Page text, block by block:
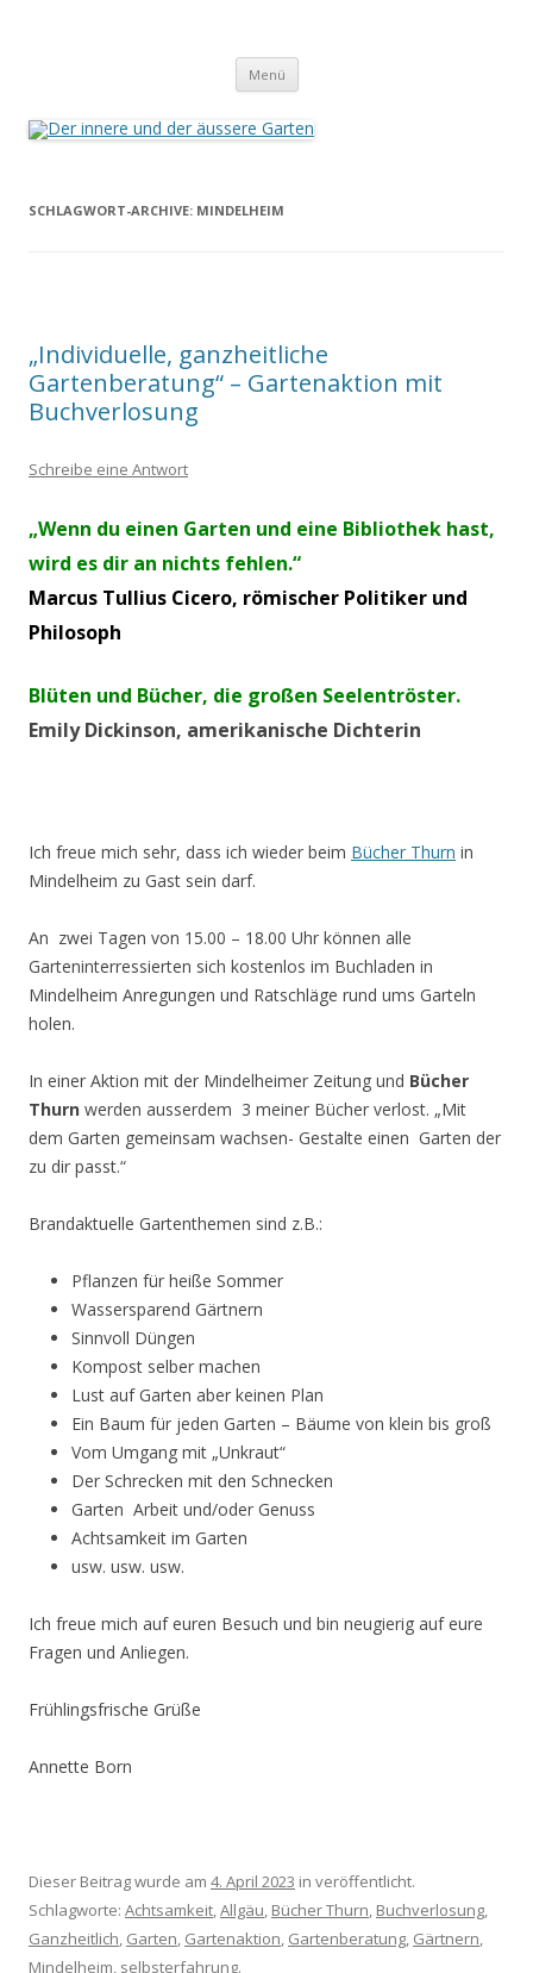
Menü Zum
springen
SCHLAGWORT-ARCHIVE: MINDELHEIM
„Individuelle, ganzheitliche
Gartenberatung“ – Gartenaktion mit
Buchverlosung
Schreibe eine Antwort
„Wenn du einen Garten und eine Bibliothek hast,
wird es dir an nichts fehlen.“
Marcus Tullius Cicero, römischer Politiker und
Philosoph
Blüten und Bücher, die großen Seelentröster.
Emily Dickinson, amerikanische Dichterin
Ich freue mich sehr, dass ich wieder beim Bücher Thurn in
Mindelheim zu Gast sein darf.
An zwei Tagen von 15.00 – 18.00 Uhr können alle
Garteninterressierten sich kostenlos im Buchladen in
Mindelheim Anregungen und Ratschläge rund ums Garteln
holen.
In einer Aktion mit der Mindelheimer Zeitung und Bücher
Thurn werden ausserdem 3 meiner Bücher verlost. „Mit
dem Garten gemeinsam wachsen- Gestalte einen Garten der
zu dir passt.“
Brandaktuelle Gartenthemen sind z.B.:
Pflanzen für heiße Sommer
Wassersparend Gärtnern
Sinnvoll Düngen
Kompost selber machen
Lust auf Garten aber keinen Plan
Ein Baum für jeden Garten – Bäume von klein bis groß
Vom Umgang mit „Unkraut“
Der Schrecken mit den Schnecken
Garten Arbeit und/oder Genuss
Achtsamkeit im Garten
usw. usw. usw.
Ich freue mich auf euren Besuch und bin neugierig auf eure
Fragen und Anliegen.
Frühlingsfrische Grüße
Annette Born
Dieser Beitrag wurde am 4. April 2023 in veröffentlicht.
Schlagworte: Achtsamkeit,Allgäu, Bücher Thurn, Buchverlosung,
Ganzheitlich, Garten, Gartenaktion, Gartenberatung, Gärtnern,
Mindelheim, selbsterfahrung.